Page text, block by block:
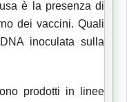
è la presenza di
dei vaccini. Quali
inoculata sulla
prodotti in linee